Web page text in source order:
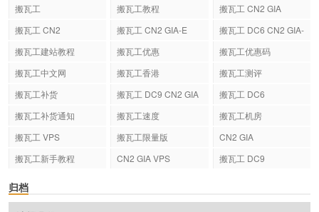
搬瓦工 搬瓦工教程
搬瓦工 CN2 GIA
搬瓦工 CN2
搬瓦工 CN2 GIA-E
搬瓦工 DC6 CN2 GIA-
搬瓦工建站教程 搬瓦工优惠
搬瓦工优惠码
搬瓦工中文网
搬瓦工香港
搬瓦工测评
搬瓦工补货
搬瓦工 DC9 CN2 GIA
搬瓦工 DC6
搬瓦工补货通知
搬瓦工速度
搬瓦工机房
搬瓦工 VPS
搬瓦工限量版
CN2 GIA
搬瓦工新手教程
CN2 GIA VPS 搬瓦工 DC9
归档